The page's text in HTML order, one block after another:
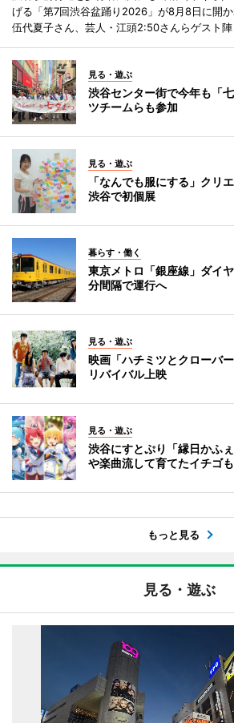
げる「第7回渋谷盆踊り2026」が8月8日に開
伍代夏子さん、芸人・江頭2:50さんらゲスト陣
見る・遊ぶ
渋谷センター街で今年も「
ツチームらも参加
見る・遊ぶ
「なんでも服にする」クリ
渋谷で初個展
暮らす・働く
東京メトロ「銀座線」ダイ
分間隔で運行へ
見る・遊ぶ
映画「ハチミツとクローバ
リバイバル上映
見る・遊ぶ
渋谷にすとぷり「縁日かふ
や楽曲流して育てたイチゴも
もっと見る
見る・遊ぶ